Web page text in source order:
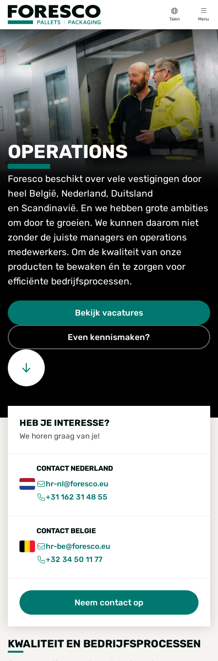
Talen Menu
OPERATIONS
Foresco beschikt over vele vestigingen door
heel België, Nederland, Duitsland
en Scandinavië. En we hebben grote ambities
om door te groeien. We kunnen daarom niet
zonder de juiste managers en operations
medewerkers. Om de kwaliteit van onze
producten te bewaken én te zorgen voor
efficiënte bedrijfsprocessen.
Bekijk vacatures
Even kennismaken?
KWALITEIT EN BEDRIJFSPROCESSEN
HEB JE INTERESSE?
We horen graag van je!
CONTACT NEDERLAND
hr-nl@foresco.eu
+31 162 31 48 55
CONTACT BELGIE
hr-be@foresco.eu
+32 34 50 11 77
Neem contact op